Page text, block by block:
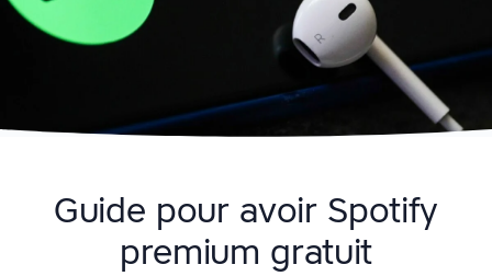
Guide pour avoir Spotify
premium gratuit